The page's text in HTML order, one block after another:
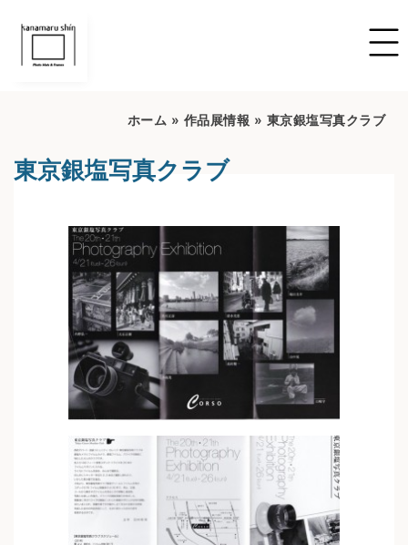
ホーム » 作品展情報 » 東京銀塩写真クラブ
東京銀塩写真クラブ